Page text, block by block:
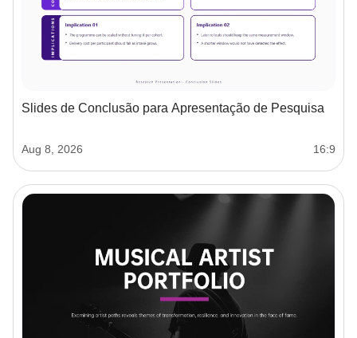
Slides de Conclusão para Apresentação de Pesquisa
Aug 8, 2026 16:9